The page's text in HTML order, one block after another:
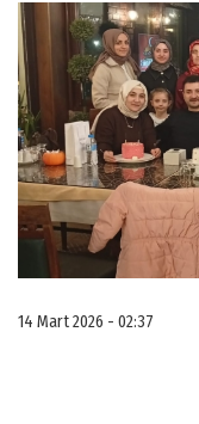
14 Mart 2026 - 02:37